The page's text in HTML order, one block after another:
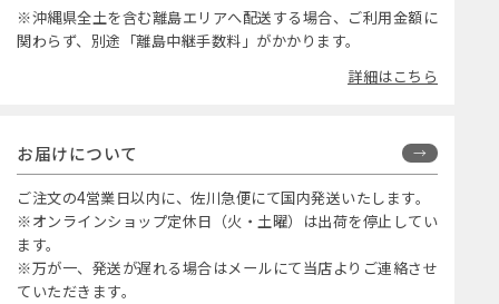
※沖縄県全土を含む離島エリアへ配送する場合、ご利用金額に
関わらず、別途「離島中継手数料」がかかります。
詳細はこちら
お届けについて
ご注文の4営業日以内に、佐川急便にて国内発送いたします。
※オンラインショップ定休日（火・土曜）は出荷を停止してい
ます。
※万が一、発送が遅れる場合はメールにて当店よりご連絡させ
ていただきます。